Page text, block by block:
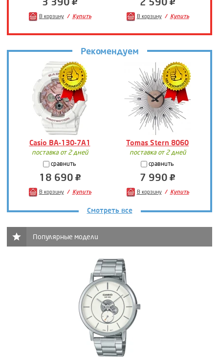
3 390
В корзину Купить
2 590
В корзину Купить
Рекомендуем
Casio BA-130-7A1 Tomas Stern 8060
поставка от 2 дней
сравнить
18 690
В корзину Купить
поставка от 2 дней
сравнить
7 990
В корзину Купить
Смотреть все
Популярные модели